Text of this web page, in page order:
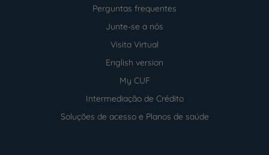
Perguntas frequentes
Junte-se a nós
Visita Virtual
English version
My CUF
Intermediação de Crédito
Soluções de acesso e Planos de saúde